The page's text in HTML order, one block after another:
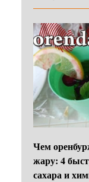
Чем
жару: 4
сахара и